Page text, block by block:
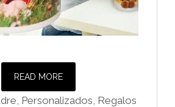
READ MORE
, Personalizados, Regalos